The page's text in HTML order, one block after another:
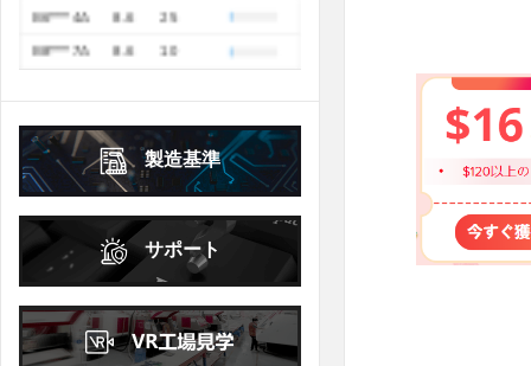
4
5 6 7 9
11
12 13 14 16
25
26 27 28 29 30 31
6
7 8 9 11
13
14 15 16 17 18
19
20
21 22 23 24 25
26
27
28 29 30
2026年10月 October
日
火 木 金
土
1
4
5 6 7 8 9
10
11
12 13 14 15 16
17
B6***4A
8.6
25
B8***7A
8.6
10
B8***8A
8.6 10
製造基準
サポート